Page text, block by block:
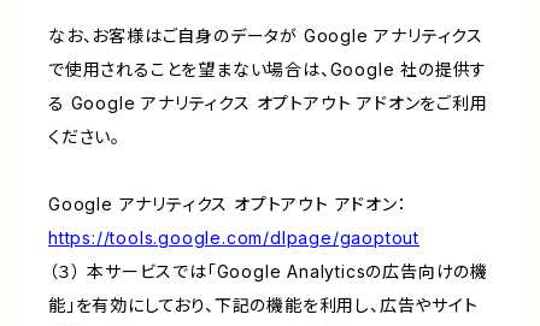
なお、お客様はご自身のデータが Google アナリティクス
で使用されることを望まない場合は、Google 社の提供す
る Google アナリティクス オプトアウト アドオンをご利用
ください。
Google アナリティクス オプトアウト アドオン：
https://tools.google.com/dlpage/gaoptout
（３） 本サービスでは「Google Analyticsの広告向けの機
能」を有効にしており、下記の機能を利用し、広告やサイト